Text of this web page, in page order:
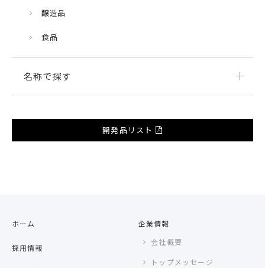
醸造品
食品
名称で探す
開発品リスト
ホーム
採用情報
企業情報
会社概要
トップメッセージ